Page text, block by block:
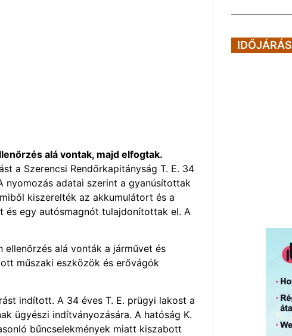
alá vontak, majd elfogtak.
a Szerencsi Rendőrkapitányság T. E. 34
nyomozás adatai szerint a gyanúsítottak
kiszerelték az akkumulátort és a
egy autósmagnót tulajdonítottak el. A
ellenőrzés alá vonták a járművet és
műszaki eszközök és erővágók
indított. A 34 éves T. E. prügyi lakost a
ügyészi indítványozására. A hatóság K.
bűncselekmények miatt kiszabott
IDŐJÁRÁS